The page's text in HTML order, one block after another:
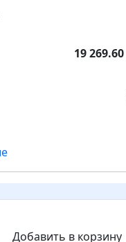
19 269.60
Добавить в корзину